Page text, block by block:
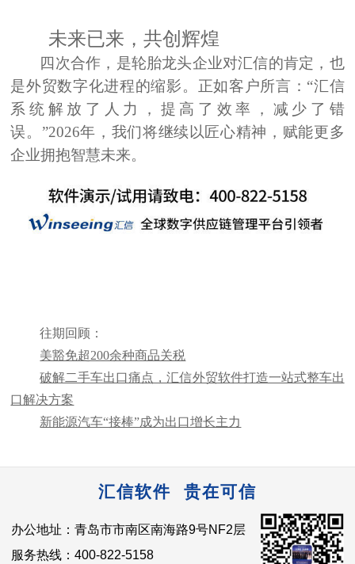
未来已来，共创辉煌
四次合作 ，是轮胎龙头企业对汇信的肯定，也
是外贸数字化进程的缩影。正如客户所言： “汇信
系统解放了人力，提高了效率，减少了错
误。”2026年，我们将继续以匠心精神，赋能更多
企业拥抱智慧未来。
往期回顾：
美豁免超200余种商品关税
破解二手车出口痛点，汇信外贸软件打造一站式整车出
口解决方案
新能源汽车“接棒”成为出口增长主力
汇信软件 贵在可信
办公地址：青岛市市南区南海路9号NF2层
服务热线：400-822-5158